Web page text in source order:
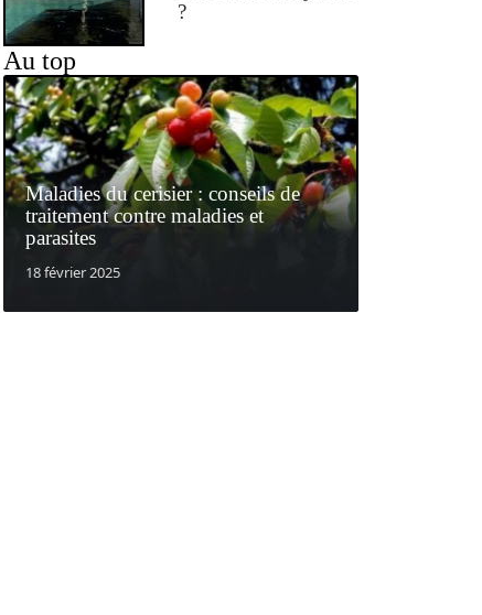
?
Au top
Maladies du cerisier : conseils de
traitement contre maladies et
parasites
18 février 2025